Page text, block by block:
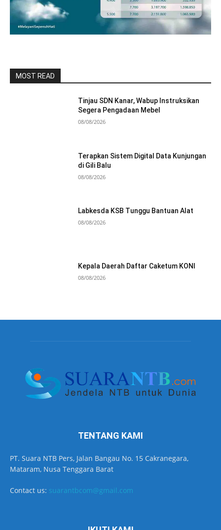
MOST READ
Tinjau SDN Kanar, Wabup Instruksikan
Segera Pengadaan Mebel
08/08/2026
Terapkan Sistem Digital Data Kunjungan
di Gili Balu
08/08/2026
Labkesda KSB Tunggu Bantuan Alat
08/08/2026
Kepala Daerah Daftar Caketum KONI
08/08/2026
TENTANG KAMI
PT. Suara NTB Pers, Jalan Bangau No. 15 Cakranegara,
Mataram, Nusa Tenggara Barat
Contact us: suarantbcom@gmail.com